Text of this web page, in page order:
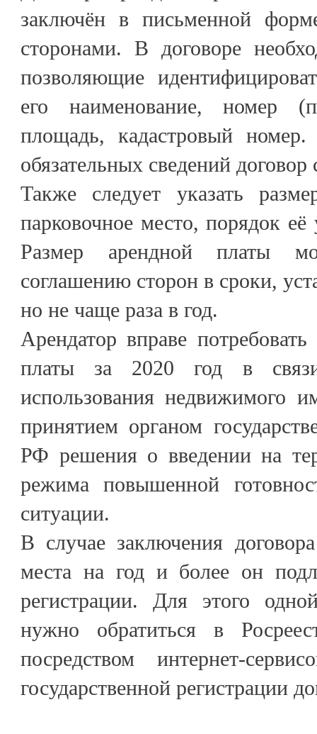
заключён в письменной
сторонами. В договоре
позволяющие
его наименование, номер
площадь, кадастровый
обязательных сведений
Также следует указать
парковочное место, порядок
Размер арендной платы
соглашению сторон в сроки,
но не чаще раза в год.
Арендатор вправе
платы за 2020 год в
использования недвижимого
принятием органом
РФ решения о введении на
режима повышенной
ситуации.
В случае заключения
места на год и более он
регистрации. Для этого
нужно обратиться в
посредством интернет-
государственной регистрации